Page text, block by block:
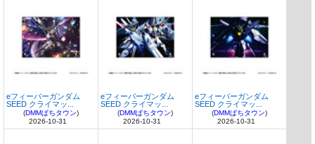
eフィーバーガンダム
SEED クライマッ...
(DMMぱちタウン)
2026-10-31
eフィーバーガンダム
SEED クライマッ...
(DMMぱちタウン)
2026-10-31
eフィーバーガンダム
SEED クライマッ...
(DMMぱちタウン)
2026-10-31